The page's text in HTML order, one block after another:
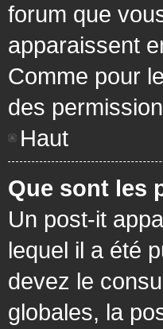
forum que
apparaissent
Comme pour
des
Haut
Que sont les
Un post-it
lequel il a été
devez le
globales, la